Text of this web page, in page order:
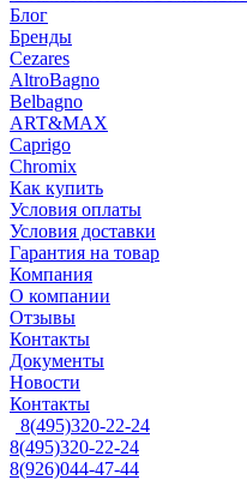
Блог
Бренды
Cezares
AltroBagno
Belbagno
ART&MAX
Caprigo
Chromix
Как купить
Условия оплаты
Условия доставки
Гарантия на товар
Компания
О компании
Отзывы
Контакты
Документы
Новости
Контакты
8(495)320-22-24
8(495)320-22-24
8(926)044-47-44